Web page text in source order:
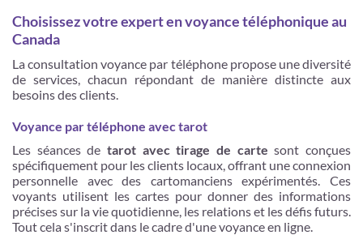
Choisissez votre expert en voyance téléphonique au
Canada
La consultation voyance par téléphone propose une diversité
de services, chacun répondant de manière distincte aux
besoins des clients.
Voyance par téléphone avec tarot
Les séances de tarot avec tirage de carte sont conçues
spécifiquement pour les clients locaux, offrant une connexion
personnelle avec des cartomanciens expérimentés. Ces
voyants utilisent les cartes pour donner des informations
précises sur la vie quotidienne, les relations et les défis futurs.
Tout cela s'inscrit dans le cadre d'une voyance en ligne.